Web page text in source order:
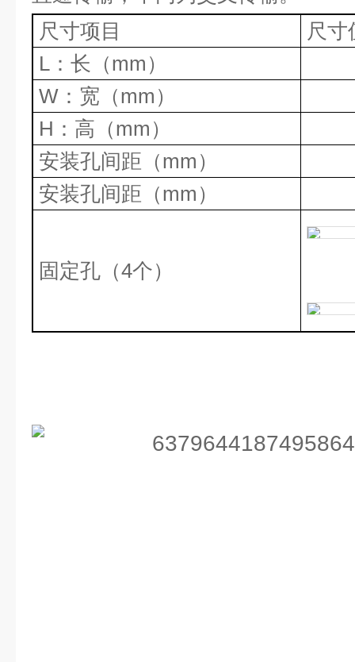
尺寸项目
尺寸
L ：长（mm ）
W ：宽（mm ）
H ：高（mm ）
安装孔间距（mm ）
安装孔间距（mm ）
固定孔（4个）